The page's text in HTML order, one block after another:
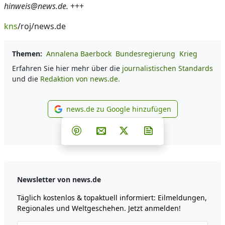
hinweis@news.de. +++
kns/roj/news.de
Themen: Annalena Baerbock Bundesregierung Krieg
Erfahren Sie hier mehr über die journalistischen Standards
und die Redaktion von news.de.
news.de zu Google
news.de zu Google hinzufügen
Teilen auf Facebook
Teilen auf Whatsapp
Teilen auf Telegram
Teilen auf Pinterest
Per E-Mail teilen
Post auf X
Newsletter von news.de
Täglich kostenlos & topaktuell informiert: Eilmeldungen,
Regionales und Weltgeschehen. Jetzt anmelden!